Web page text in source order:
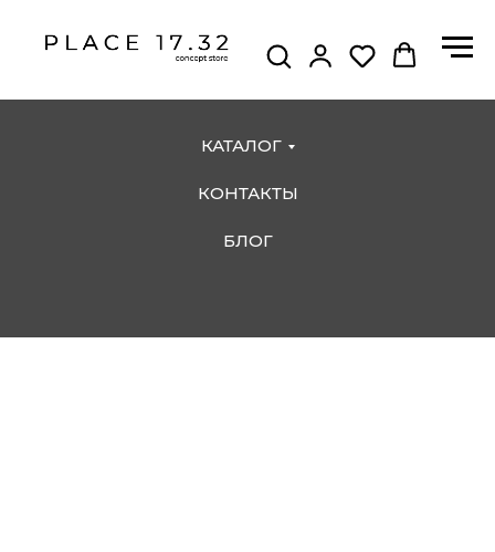
КАТАЛОГ
КОНТАКТЫ
БЛОГ